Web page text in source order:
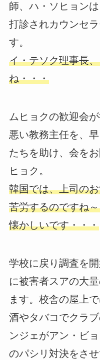
師、ハ・ソヒョン
打診されカウンセ
す。
イ・テソク理事長
ね・・・
ムヒョクの歓迎会
悪い教務主任を、
たちを助け、会を
ヒョク。
韓国では、上司の
苦労するのですね
懐かしいです・・・
学校に戻り調査を
に被害者スアの大
ます。校舎の屋上
酒やタバコでクラ
ンジェがアン・ビ
のパシリ対決をさ